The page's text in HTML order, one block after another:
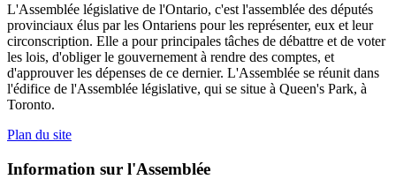
L'Assemblée législative de l'Ontario, c'est l'assemblée des députés
provinciaux élus par les Ontariens pour les représenter, eux et leur
circonscription. Elle a pour principales tâches de débattre et de voter
les lois, d'obliger le gouvernement à rendre des comptes, et
d'approuver les dépenses de ce dernier. L'Assemblée se réunit dans
l'édifice de l'Assemblée législative, qui se situe à Queen's Park, à
Toronto.
Plan du site
Information sur l'Assemblée